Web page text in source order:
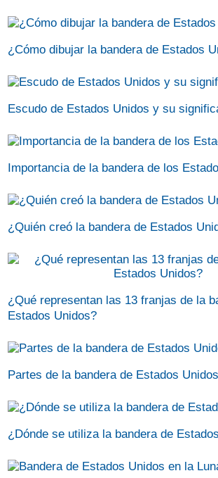
¿Cómo dibujar la bandera de Estados
Escudo de Estados Unidos y su
Importancia de la bandera de los
¿Quién creó la bandera de Estados
¿Qué representan las 13 franjas de la
Estados Unidos?
Partes de la bandera de Estados Unidos
¿Dónde se utiliza la bandera de